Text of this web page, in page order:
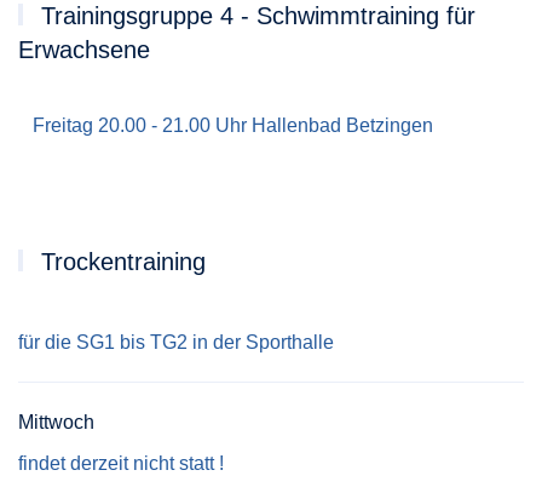
Trainingsgruppe 4 - Schwimmtraining für
Erwachsene
Freitag 20.00 - 21.00 Uhr Hallenbad Betzingen
Trockentraining
für die SG1 bis TG2 in der Sporthalle
Mittwoch
findet derzeit nicht statt !